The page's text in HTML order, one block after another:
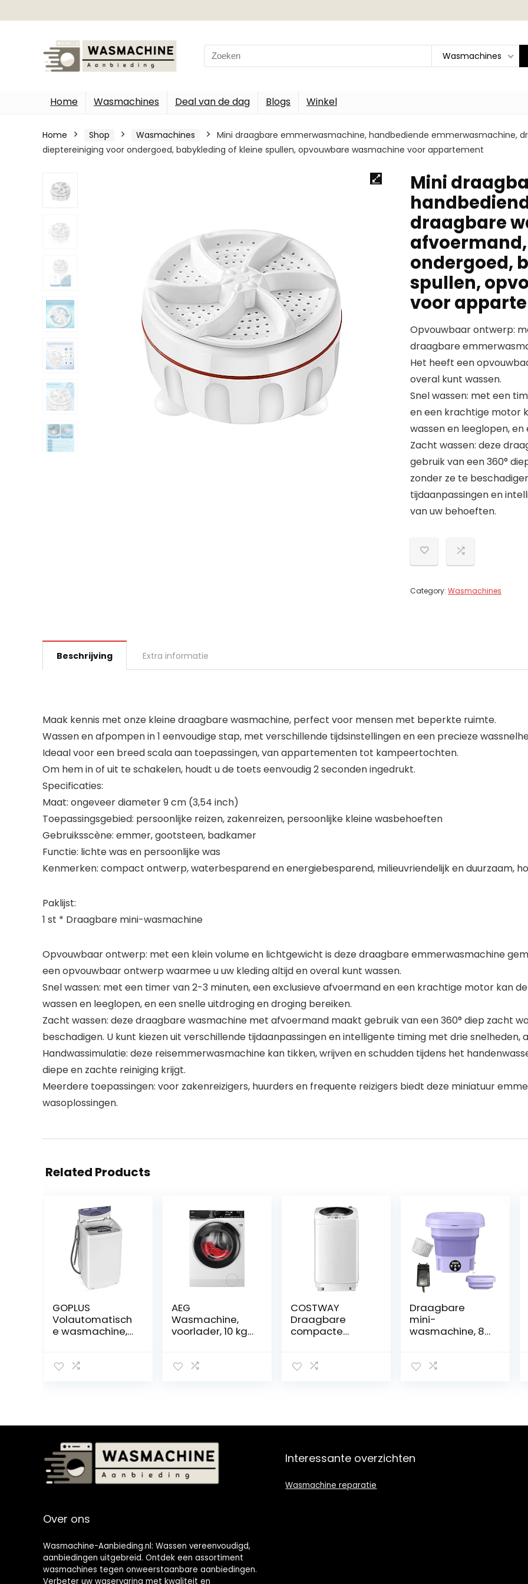
Search
for:
Wasmachines
Home Wasmachines Deal van de dag Blogs Winkel
Home Shop Wasmachines
Mini draagbare emmerwasmachine, handbediende emmerwasmachine,
dieptereiniging voor ondergoed, babykleding of kleine spullen, opvouwbare wasmachine voor appartement
Mini
draagbare
ondergoed,
spullen,
voor
Opvouwbaar ontwerp:
draagbare
Het heeft een
overal kunt wassen.
Snel wassen: met een
en een krachtige motor
wassen en leeglopen,
Zacht wassen: deze
gebruik van een 360°
zonder ze te
tijdaanpassingen en
van uw behoeften.
Category: Wasmachines
Beschrijving Extra informatie
Maak kennis met onze kleine draagbare wasmachine, perfect voor mensen met beperkte ruimte.
Wassen en afpompen in 1 eenvoudige stap, met verschillende tijdsinstellingen en een precieze
Ideaal voor een breed scala aan toepassingen, van appartementen tot kampeertochten.
Om hem in of uit te schakelen, houdt u de toets eenvoudig 2 seconden ingedrukt.
Specificaties:
Maat: ongeveer diameter 9 cm (3,54 inch)
Toepassingsgebied: persoonlijke reizen, zakenreizen, persoonlijke kleine wasbehoeften
Gebruiksscène: emmer, gootsteen, badkamer
Functie: lichte was en persoonlijke was
Kenmerken: compact ontwerp, waterbesparend en energiebesparend, milieuvriendelijk en duurzaam,
Paklijst:
1 st * Draagbare mini-wasmachine
Opvouwbaar ontwerp: met een klein volume en lichtgewicht is deze draagbare emmerwasmachine
een opvouwbaar ontwerp waarmee u uw kleding altijd en overal kunt wassen.
Snel wassen: met een timer van 2-3 minuten, een exclusieve afvoermand en een krachtige motor kan
wassen en leeglopen, en een snelle uitdroging en droging bereiken.
Zacht wassen: deze draagbare wasmachine met afvoermand maakt gebruik van een 360° diep zacht
beschadigen. U kunt kiezen uit verschillende tijdaanpassingen en intelligente timing met drie snelheden,
Handwassimulatie: deze reisemmerwasmachine kan tikken, wrijven en schudden tijdens het
diepe en zachte reiniging krijgt.
Meerdere toepassingen: voor zakenreizigers, huurders en frequente reizigers biedt deze miniatuur
wasoplossingen.
Related Products
GOPLUS
Volautomatisch
e wasmachine,
met
miniwasmachin
multifunctioneel,
compact, 50 x
50 x 85 cm, wit
AEG
Wasmachine,
voorlader, 10 kg,
zwart, LR7H14UAB
COSTWAY
Draagbare
compacte
multifunctionele
lange slang
Draagbare
mini-
wasmachine, 8 l,
kleine
kinderkleding,
Power)
Over ons
Wasmachine-Aanbieding.nl: Wassen vereenvoudigd,
aanbiedingen uitgebreid. Ontdek een assortiment
wasmachines tegen onweerstaanbare aanbiedingen.
Verbeter uw waservaring met kwaliteit en
Interessante overzichten
Wasmachine reparatie